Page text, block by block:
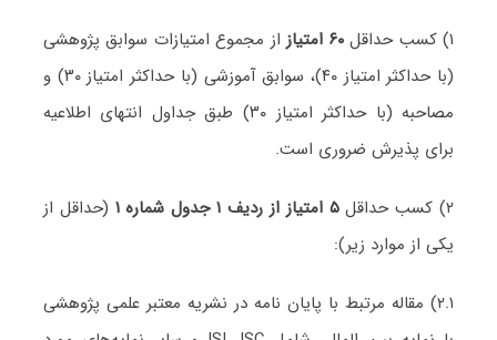
۱) کسب حداقل ۶۰ امتیاز
از مجموع امتیازات سوابق پژوهشی
(با حداکثر امتیاز ۴۰)، سوابق آموزشی (با حداکثر امتیاز ۳۰) و
مصاحبه (با حداکثر امتیاز ۳۰) طبق جداول انتهای اطلاعیه
برای پذیرش ضروری است.
۲) کسب حداقل ۵ امتیاز از ردیف ۱ جدول شماره ۱
(حداقل از
یکی از موارد زیر):
۲.۱) مقاله مرتبط با پایان نامه در نشریه معتبر علمی پژوهشی